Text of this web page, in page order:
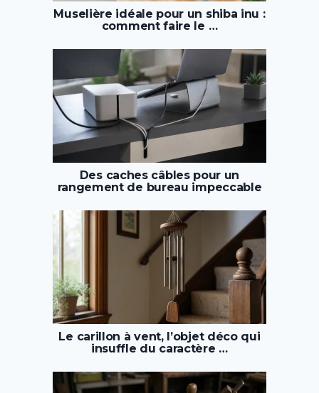
Muselière idéale pour un shiba inu :
comment faire le …
Des caches câbles pour un
rangement de bureau impeccable
Le carillon à vent, l’objet déco qui
insuffle du caractère …